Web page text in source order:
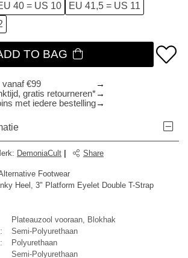
40 = US 10
EU 41,5 = US 11
TO BAG
€99
gratis retourneren*
met iedere bestelling
: DemoniaCult Share
Footwear
Heel, 3" Platform Eyelet Double T-Strap
Plateauzool vooraan, Blokhak
Semi-Polyurethaan
Polyurethaan
Semi-Polyurethaan